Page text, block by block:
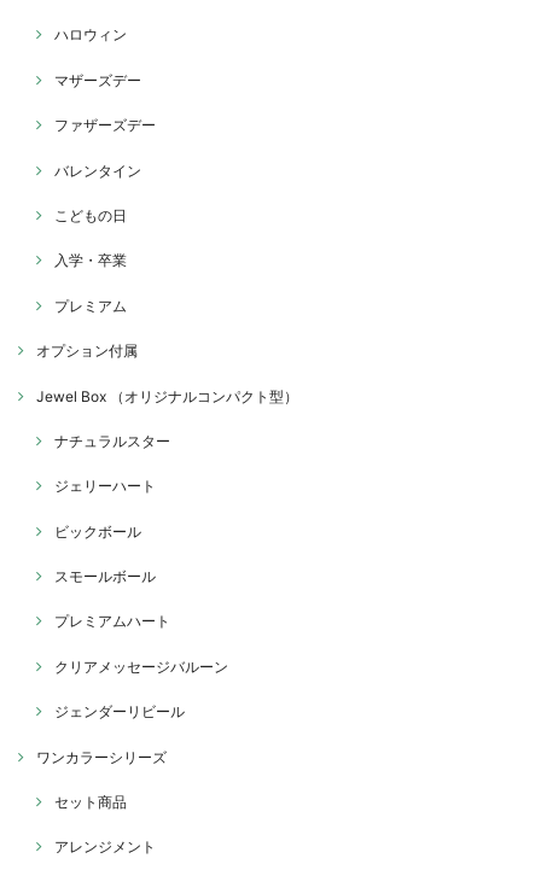
ハロウィン
マザーズデー
ファザーズデー
バレンタイン
こどもの日
入学・卒業
プレミアム
オプション付属
Jewel Box （オリジナルコンパクト型）
ナチュラルスター
ジェリーハート
ビックボール
スモールボール
プレミアムハート
クリアメッセージバルーン
ジェンダーリビール
ワンカラーシリーズ
セット商品
アレンジメント